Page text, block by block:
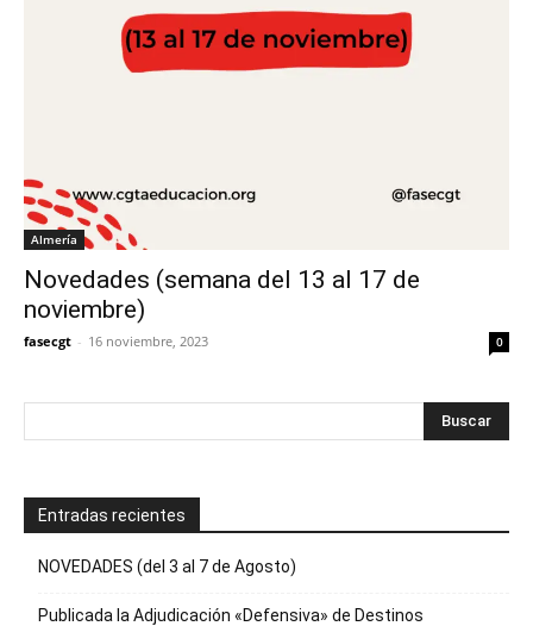
Almería
Novedades (semana del 13 al 17 de
noviembre)
fasecgt - 16 noviembre, 2023 0
Entradas recientes
NOVEDADES (del 3 al 7 de Agosto)
Publicada la Adjudicación «Defensiva» de Destinos